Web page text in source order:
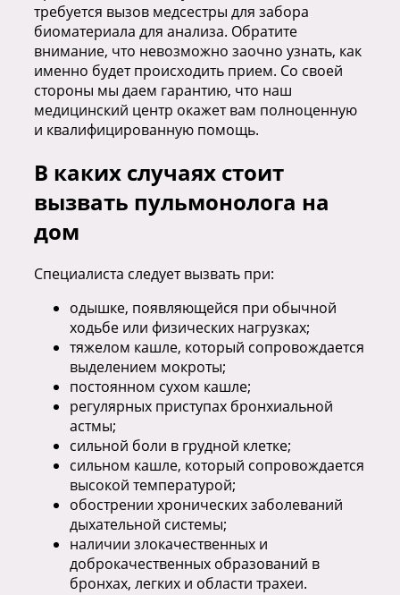
требуется вызов медсестры для забора
биоматериала для анализа. Обратите
внимание, что невозможно заочно узнать, как
именно будет происходить прием. Со своей
стороны мы даем гарантию, что наш
медицинский центр окажет вам полноценную
и квалифицированную помощь.
В каких случаях стоит
вызвать пульмонолога на
дом
Специалиста следует вызвать при:
одышке, появляющейся при обычной
ходьбе или физических нагрузках;
тяжелом кашле, который сопровождается
выделением мокроты;
постоянном сухом кашле;
регулярных приступах бронхиальной
астмы;
сильной боли в грудной клетке;
сильном кашле, который сопровождается
высокой температурой;
обострении хронических заболеваний
дыхательной системы;
наличии злокачественных и
доброкачественных образований в
бронхах, легких и области трахеи.